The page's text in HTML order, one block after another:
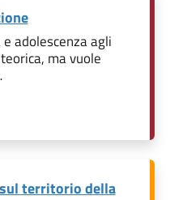
adolescenza agli
ma vuole
territorio della